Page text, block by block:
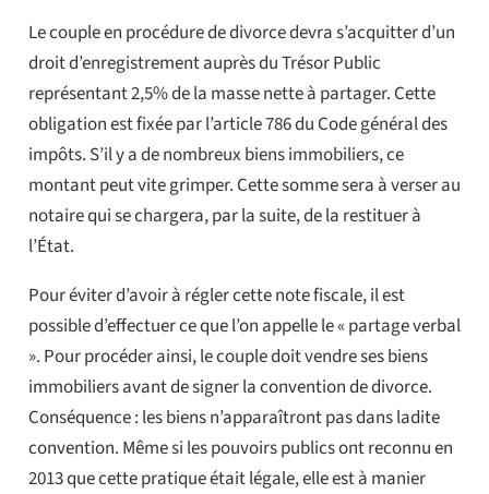
Le couple en procédure de divorce devra s’acquitter d’un
droit d’enregistrement auprès du Trésor Public
représentant 2,5% de la masse nette à partager. Cette
obligation est fixée par l’article 786 du Code général des
impôts. S’il y a de nombreux biens immobiliers, ce
montant peut vite grimper. Cette somme sera à verser au
notaire qui se chargera, par la suite, de la restituer à
l’État.
Pour éviter d’avoir à régler cette note fiscale, il est
possible d’effectuer ce que l’on appelle le « partage verbal
». Pour procéder ainsi, le couple doit vendre ses biens
immobiliers avant de signer la convention de divorce.
Conséquence : les biens n’apparaîtront pas dans ladite
convention. Même si les pouvoirs publics ont reconnu en
2013 que cette pratique était légale, elle est à manier